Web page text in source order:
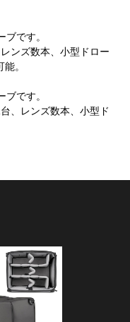
です。
ンズ数本、小型ドロー
。
です。
、レンズ数本、小型ド